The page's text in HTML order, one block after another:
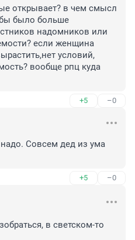
открывает? в чем смысл
было больше
надомников или
если женщина
условий,
вообще рпц куда
+5 –0
надо. Совсем дед из ума
+5 –0
в светском-то